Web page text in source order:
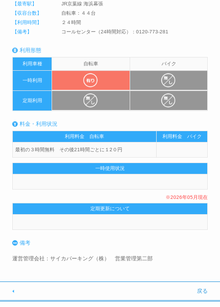
【最寄駅】
JR京葉線 海浜幕張
【収容台数】
自転車：４４台
【利用時間】
２４時間
【備考】
コールセンター（24時間対応）：0120-773-281
利用形態
利用車種 自転車 バイク
一時利用
定期利用
料金・利用状況
利用料金 自転車 利用料金 バイク
最初の３時間無料 その後21時間ごとに１2０円
一時使用状況
※2026年05月現在
定期更新について
備考
運営管理会社：サイカパーキング（株） 営業管理第二部
戻る